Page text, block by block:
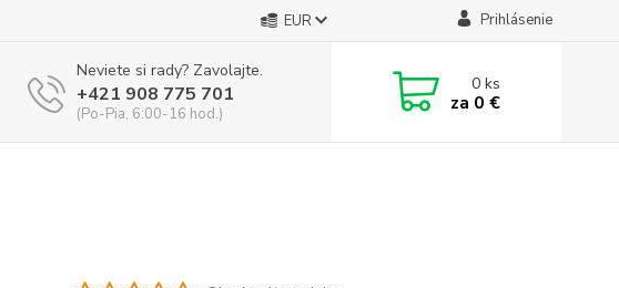
EUR Prihlásenie
Neviete si rady? Zavolajte.
+421 908 775 701
(Po-Pia, 6:00-16 hod.)
0ks
za 0 €